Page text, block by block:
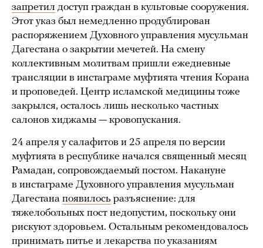
запретил доступ граждан в культовые сооружения.
Этот указ был немедленно продублирован
распоряжением Духовного управления мусульман
Дагестана о закрытии мечетей. На смену
коллективным молитвам пришли ежедневные
трансляции в инстаграме муфтията чтения Корана
и проповедей. Центр исламской медицины тоже
закрылся, осталось лишь несколько частных
салонов хиджамы — кровопускания.
24 апреля у салафитов и 25 апреля по версии
муфтията в республике начался священный месяц
Рамадан, сопровождаемый постом. Накануне
в инстаграме Духовного управления мусульман
Дагестана появилось разъяснение: для
тяжелобольных пост недопустим, поскольку они
рискуют здоровьем. Остальным рекомендовалось
принимать питье и лекарства по указаниям